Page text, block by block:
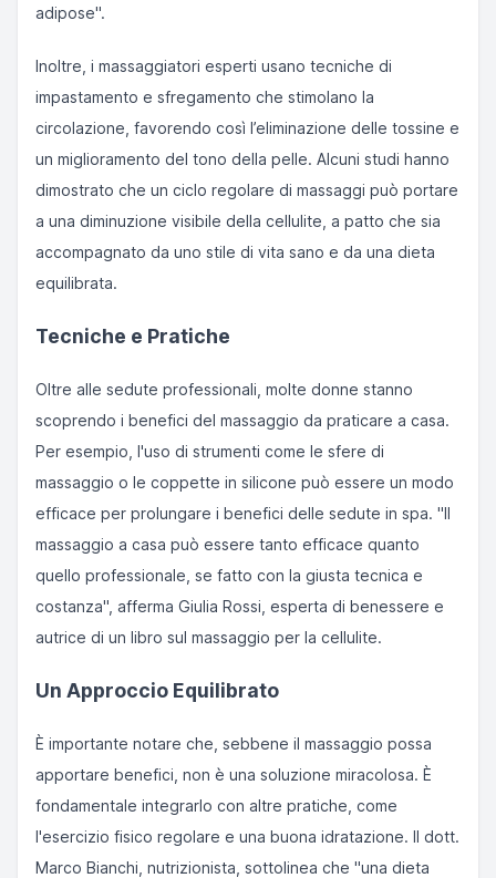
adipose".
Inoltre, i massaggiatori esperti usano tecniche di
impastamento e sfregamento che stimolano la
circolazione, favorendo così l’eliminazione delle tossine e
un miglioramento del tono della pelle. Alcuni studi hanno
dimostrato che un ciclo regolare di massaggi può portare
a una diminuzione visibile della cellulite, a patto che sia
accompagnato da uno stile di vita sano e da una dieta
equilibrata.
Tecniche e Pratiche
Oltre alle sedute professionali, molte donne stanno
scoprendo i benefici del massaggio da praticare a casa.
Per esempio, l'uso di strumenti come le sfere di
massaggio o le coppette in silicone può essere un modo
efficace per prolungare i benefici delle sedute in spa. "Il
massaggio a casa può essere tanto efficace quanto
quello professionale, se fatto con la giusta tecnica e
costanza", afferma Giulia Rossi, esperta di benessere e
autrice di un libro sul massaggio per la cellulite.
Un Approccio Equilibrato
È importante notare che, sebbene il massaggio possa
apportare benefici, non è una soluzione miracolosa. È
fondamentale integrarlo con altre pratiche, come
l'esercizio fisico regolare e una buona idratazione. Il dott.
Marco Bianchi, nutrizionista, sottolinea che "una dieta